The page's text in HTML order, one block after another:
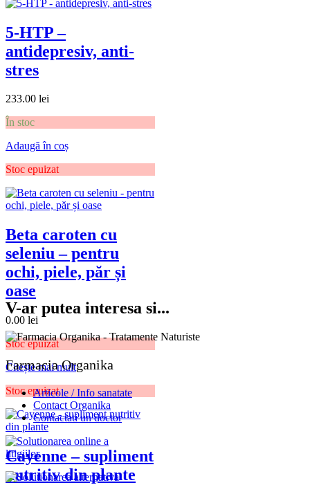
5-HTP –
antidepresiv, anti-
stres
233.00 lei
În stoc
Adaugă în coș
Stoc epuizat
Beta caroten cu
seleniu – pentru
ochi, piele, păr și
oase
0.00 lei
Stoc epuizat
Citește mai mult
Stoc epuizat
Cayenne – supliment
nutritiv din plante
V-ar putea interesa si...
Farmacia Organika
Articole / Info sanatate
Contact Organika
Contactati un doctor